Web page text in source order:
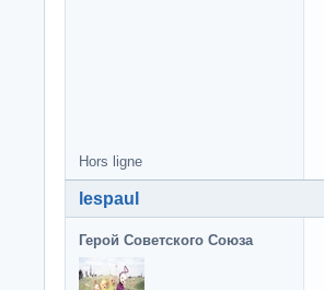
Hors ligne
lespaul
Герой Советского Союза